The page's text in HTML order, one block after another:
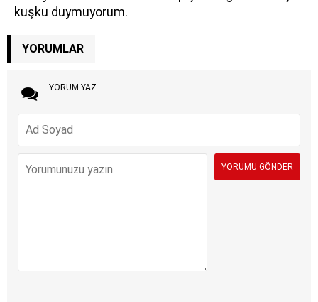
kuşku duymuyorum.
YORUMLAR
YORUM YAZ